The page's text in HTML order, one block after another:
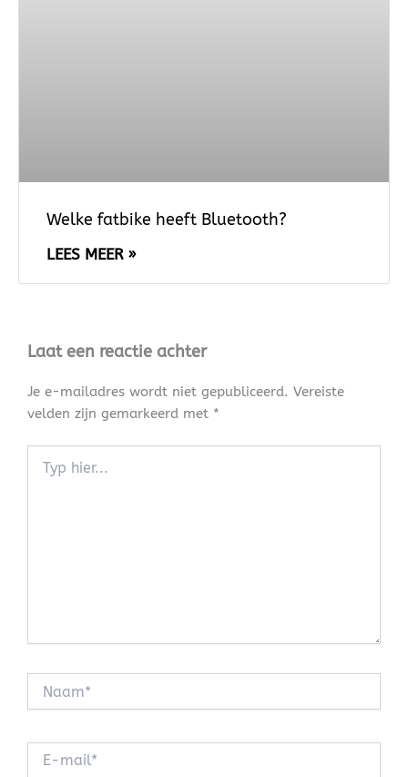
Welke fatbike heeft Bluetooth?
LEES MEER »
Laat een reactie achter
Je e-mailadres wordt niet gepubliceerd. Vereiste
velden zijn gemarkeerd met *
hier...
mail*